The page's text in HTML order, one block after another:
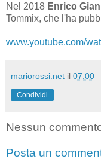
Nel 2018 Enrico
Tommix, che l'ha
www.youtube.com/
mariorossi.net il 07:00
Condividi
Nessun
Posta un